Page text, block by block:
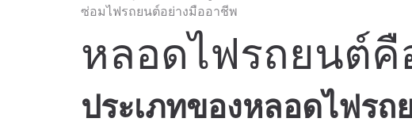
ซ่อมไฟรถยนต์อย่างมืออาชีพ
หลอดไฟรถยนต์คื
ประเภทของหลอดไฟรถ